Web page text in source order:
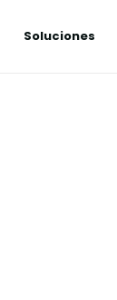
Soluciones